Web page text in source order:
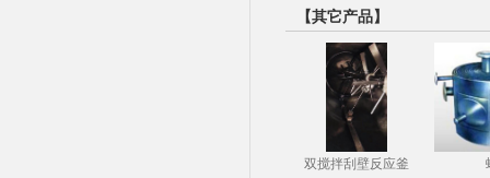
【其它产品】
双搅拌刮壁反应釜